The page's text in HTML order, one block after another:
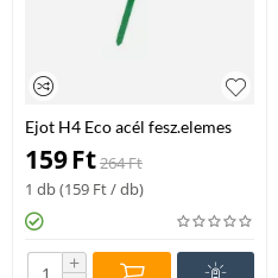
Ejot H4 Eco acél fesz.elemes
dűbel 8/60x195 mm
159Ft264Ft
1 db (159 Ft/ db)
+